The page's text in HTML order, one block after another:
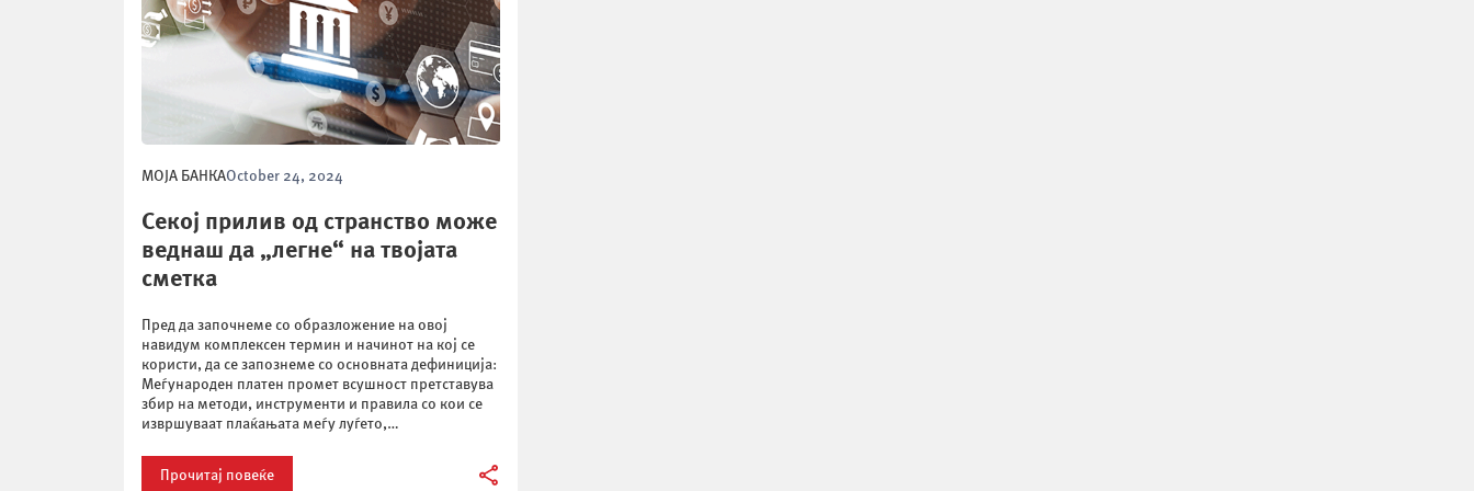
МОЈА БАНКАOctober 24, 2024
Секој прилив од странство може
веднаш да „легне“ на твојата
сметка
Пред да започнеме со образложение на овој
навидум комплексен термин и начинот на кој се
користи, да се запознеме со основната дефиниција:
Меѓународен платен промет всушност претставува
збир на методи, инструменти и правила со кои се
извршуваат плаќањата меѓу луѓето,
држави.Доколку прв пат се соочувате […]
Прочитај повеќе